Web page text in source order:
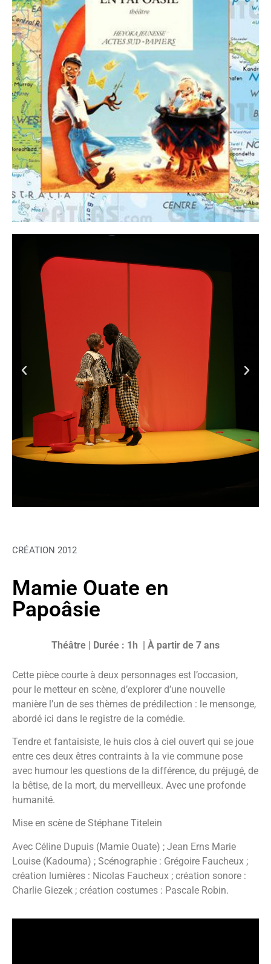
CRÉATION 2012
Mamie Ouate en
Papoâsie
Théâtre | Durée : 1h | À partir de 7 ans
Cette pièce courte à deux personnages est l’occasion,
pour le metteur en scène, d’explorer d’une nouvelle
manière l’un de ses thèmes de prédilection : le mensonge,
abordé ici dans le registre de la comédie.
Tendre et fantaisiste, le huis clos à ciel ouvert qui se joue
entre ces deux êtres contraints à la vie commune pose
avec humour les questions de la différence, du préjugé, de
la bêtise, de la mort, du merveilleux. Avec une profonde
humanité.
Mise en scène de Stéphane Titelein
Avec Céline Dupuis (Mamie Ouate) ; Jean Erns Marie
Louise (Kadouma) ; Scénographie : Grégoire Faucheux ;
création lumières : Nicolas Faucheux ; création sonore :
Charlie Giezek ; création costumes : Pascale Robin.